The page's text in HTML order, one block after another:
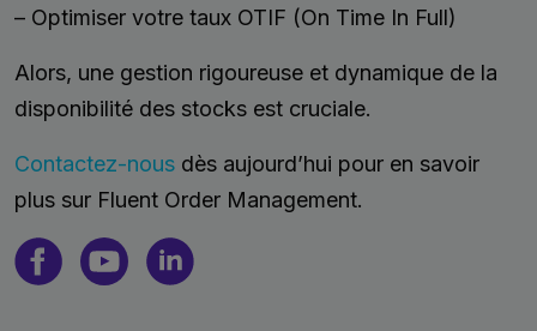
– Optimiser votre taux OTIF (On Time In Full)
Alors, une gestion rigoureuse et dynamique de la
disponibilité des stocks est cruciale.
Contactez-nous dès aujourd’hui pour en savoir
plus sur Fluent Order Management.